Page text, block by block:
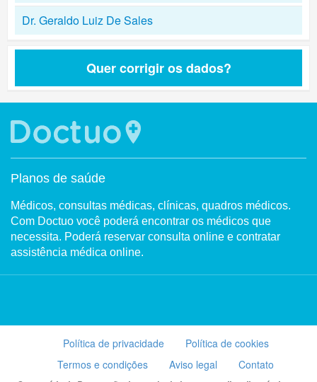
Dr. Geraldo Luiz De Sales
Quer corrigir os dados?
Planos de saúde
Médicos, consultas médicas, clínicas, quadros médicos.
Com Doctuo você poderá encontrar os médicos que
necessita. Poderá reservar consulta online e contratar
assistência médica online.
Política de privacidade
Política de cookies
Termos e condições
Aviso legal Contato